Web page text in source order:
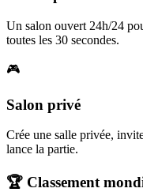
Un salon ouvert 24h/24
toutes les 30 secondes.
🎮
Salon privé
Crée une salle privée,
lance la partie.
🏆 Classement